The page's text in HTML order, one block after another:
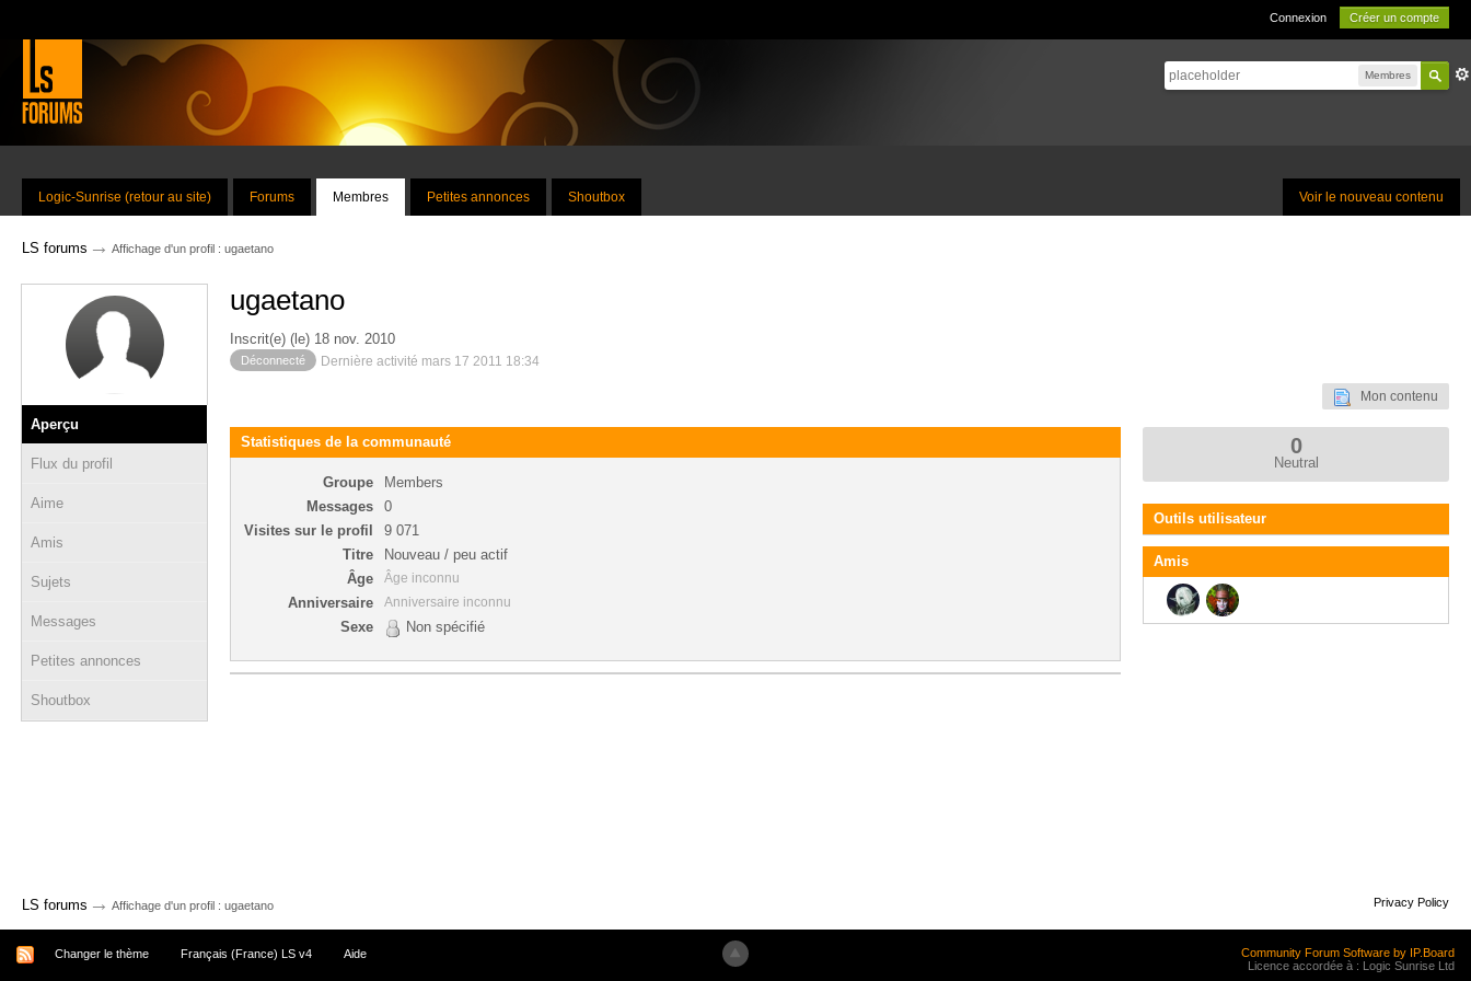
Connexion Créer un compte
Membres
Voir le nouveau contenu
Logic-Sunrise (retour au site) Forums Membres Petites annonces Shoutbox
LS forums → Affichage d'un profil : ugaetano
Aperçu
Flux du profil
Aime
Amis
Sujets
Messages
Petites annonces
Shoutbox
ugaetano
Inscrit(e) (le) 18 nov. 2010
Déconnecté Dernière activité mars 17 2011 18:34
Mon contenu
Statistiques de la communauté
Groupe
Members
Messages
0
Visites sur le profil
9 071
Titre
Nouveau / peu actif
Âge
Âge inconnu
Anniversaire Anniversaire inconnu
Sexe Non spécifié
0
Neutral
Outils utilisateur
Amis
LS forums → Affichage d'un profil : ugaetano Privacy Policy
Changer le thème Français (France) LS v4 Aide
Community Forum Software by IP.Board
Licence accordée à : Logic Sunrise Ltd